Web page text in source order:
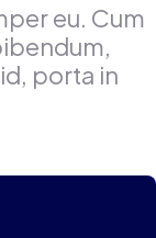
eu. Cum
porta in